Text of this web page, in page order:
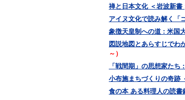
禅と日本文化 ＜岩波新書
アイヌ文化で読み解く「
象徴天皇制への道 : 米国
図説地図とあらすじでわ
～）
「戦間期」の思想家た
小布施まちづくりの奇跡
食の本 ある料理人の読書